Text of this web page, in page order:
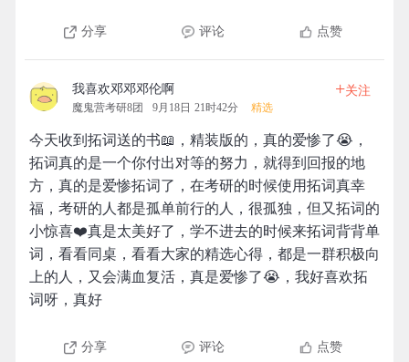
分享 评论 点赞
我喜欢邓邓邓伦啊
魔鬼营考研8团 9月18日 21时42分 精选
+关注
今天收到拓词送的书📖，精装版的，真的爱惨了😭，
拓词真的是一个你付出对等的努力，就得到回报的地
方，真的是爱惨拓词了，在考研的时候使用拓词真幸
福，考研的人都是孤单前行的人，很孤独，但又拓词的
小惊喜❤️真是太美好了，学不进去的时候来拓词背背单
词，看看同桌，看看大家的精选心得，都是一群积极向
上的人，又会满血复活，真是爱惨了😭，我好喜欢拓
词呀，真好
分享 评论 点赞